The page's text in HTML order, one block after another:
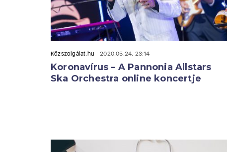
Közszolgálat.hu 2020.05.24. 23:14
Koronavírus – A Pannonia Allstars
Ska Orchestra online koncertje